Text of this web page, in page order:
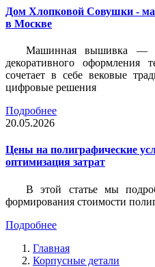
Дом Хлопковой Совушки -
в Москве
Машинная вышивка —
декоративного оформления
сочетает в себе вековые
цифровые решения
Подробнее
20.05.2026
Цены на полиграфические
оптимизация затрат
В этой статье мы
формирования стоимости
Подробнее
Главная
Корпусные детали